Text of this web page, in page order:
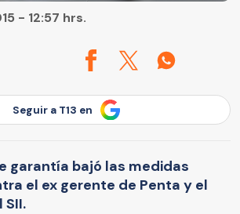
- 12:57 hrs.
Seguir a T13 en
garantía bajó las medidas
el ex gerente de Penta y el